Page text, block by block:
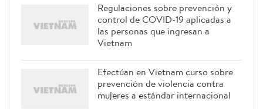
Regulaciones sobre prevención y
control de COVID-19 aplicadas a
las personas que ingresan a
Vietnam
Efectúan en Vietnam curso sobre
prevención de violencia contra
mujeres a estándar internacional